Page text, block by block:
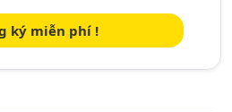
ký miễn phí !